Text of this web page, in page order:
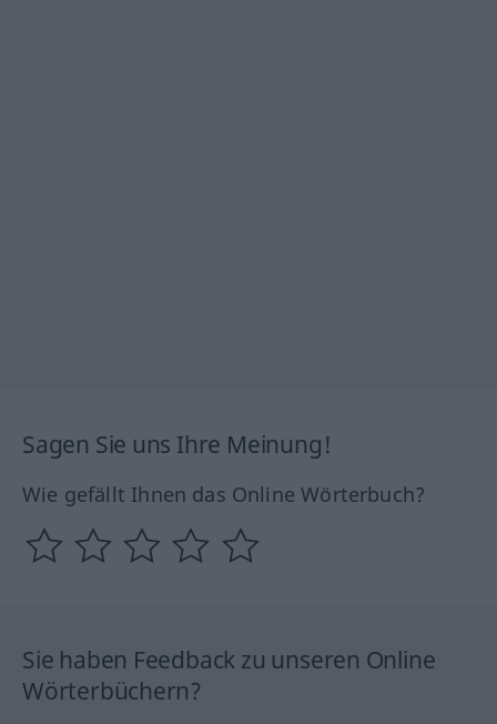
Sagen Sie uns Ihre Meinung!
Wie gefällt Ihnen das Online Wörterbuch?
Sie haben Feedback zu unseren Online
Wörterbüchern?